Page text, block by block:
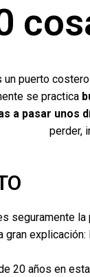
un puerto
se practica
a pasar unos
perder,
seguramente
gran explicación:
20 años en